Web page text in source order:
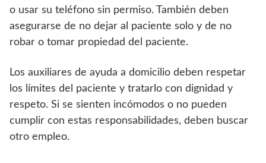
o usar su teléfono sin permiso. También deben
asegurarse de no dejar al paciente solo y de no
robar o tomar propiedad del paciente.
Los auxiliares de ayuda a domicilio deben respetar
los límites del paciente y tratarlo con dignidad y
respeto. Si se sienten incómodos o no pueden
cumplir con estas responsabilidades, deben buscar
otro empleo.